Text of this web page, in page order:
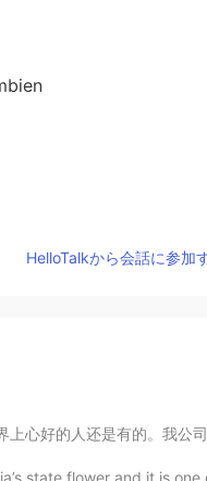
HelloTalkから会話に参加
有一个保安，他的名字叫Ollan，一米八，六十几岁
state flower and it is one